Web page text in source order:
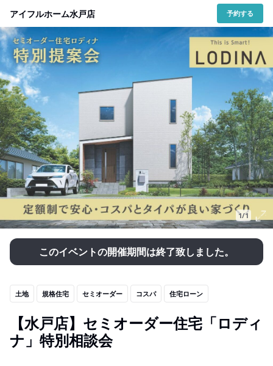
アイフルホーム水戸店 予約する
1/1
このイベントの開催期間は終了致しました。
土地 規格住宅 セミオーダー コスパ 住宅ローン
【水戸店】セミオーダー住宅「ロディ
ナ」特別相談会